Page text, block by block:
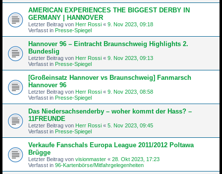
AMERICAN EXPERIENCES THE BIGGEST DERBY IN
GERMANY | HANNOVER
Letzter Beitrag von Herr Rossi « 9. Nov 2023, 09:18
Verfasst in Presse-Spiegel
Hannover 96 – Eintracht Braunschweig Highlights 2.
Bundeslig
Letzter Beitrag von Herr Rossi « 9. Nov 2023, 09:13
Verfasst in Presse-Spiegel
[Großeinsatz Hannover vs Braunschweig] Fanmarsch
Hannover 96
Letzter Beitrag von Herr Rossi « 9. Nov 2023, 08:58
Verfasst in Presse-Spiegel
Das Niedersachsenderby – woher kommt der Hass? –
11FREUNDE
Letzter Beitrag von Herr Rossi « 5. Nov 2023, 09:45
Verfasst in Presse-Spiegel
Verkaufe Fanschals Europa League 2011/2012 Poltawa
Brügge
Letzter Beitrag von visionmaster « 28. Okt 2023, 17:23
Verfasst in 96-Kartenbörse/Mitfahrgelegenheiten